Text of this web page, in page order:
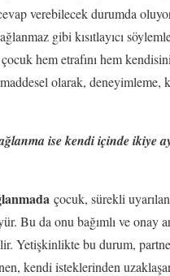
verebilecek durumda
gibi kısıtlayıcı
hem etrafını hem
olarak, deneyimleme,
ise kendi içinde ikiye
çocuk, sürekli
Bu da onu bağımlı ve onay
Yetişkinlikte bu durum,
kendi isteklerinden